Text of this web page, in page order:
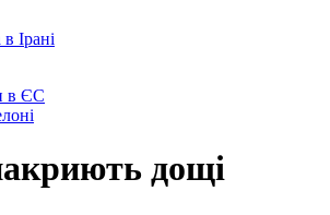
Ірані
в ЄС
дощі